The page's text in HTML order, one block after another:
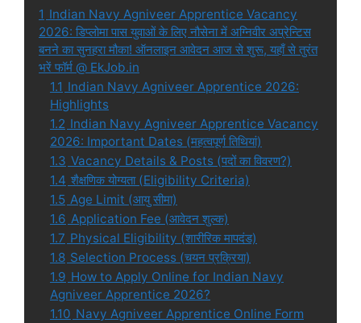
1 Indian Navy Agniveer Apprentice Vacancy
2026: डिप्लोमा पास युवाओं के लिए नौसेना में अग्निवीर अप्रेन्टिस
बनने का सुनहरा मौका! ऑनलाइन आवेदन आज से शुरू, यहाँ से तुरंत
भरें फॉर्म @ EkJob.in
1.1 Indian Navy Agniveer Apprentice 2026:
Highlights
1.2 Indian Navy Agniveer Apprentice Vacancy
2026: Important Dates (महत्वपूर्ण तिथियां)
1.3 Vacancy Details & Posts (पदों का विवरण?)
1.4 शैक्षणिक योग्यता (Eligibility Criteria)
1.5 Age Limit (आयु सीमा)
1.6 Application Fee (आवेदन शुल्क)
1.7 Physical Eligibility (शारीरिक मापदंड)
1.8 Selection Process (चयन प्रक्रिया)
1.9 How to Apply Online for Indian Navy
Agniveer Apprentice 2026?
1.10 Navy Agniveer Apprentice Online Form